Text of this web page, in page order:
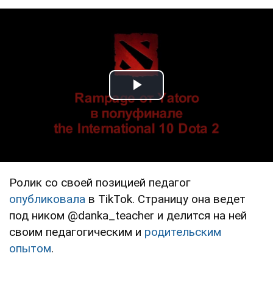
Play Video
Ролик со своей позицией педагог
опубликовала в TikTok. Страницу она ведет
под ником @danka_teacher и делится на ней
своим педагогическим и родительским
опытом.